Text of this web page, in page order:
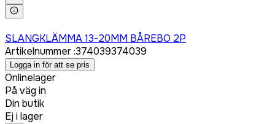
SLANGKLÄMMA 13-20MM BÅREBO 2P
Artikelnummer:374039374039
Logga in för att se pris
Onlinelager
På väg in
Din butik
Ej i lager